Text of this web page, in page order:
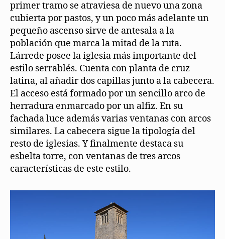
primer tramo se atraviesa de nuevo una zona
cubierta por pastos, y un poco más adelante un
pequeño ascenso sirve de antesala a la
población que marca la mitad de la ruta.
Lárrede posee la iglesia más importante del
estilo serrablés. Cuenta con planta de cruz
latina, al añadir dos capillas junto a la cabecera.
El acceso está formado por un sencillo arco de
herradura enmarcado por un alfiz. En su
fachada luce además varias ventanas con arcos
similares. La cabecera sigue la tipología del
resto de iglesias. Y finalmente destaca su
esbelta torre, con ventanas de tres arcos
características de este estilo.